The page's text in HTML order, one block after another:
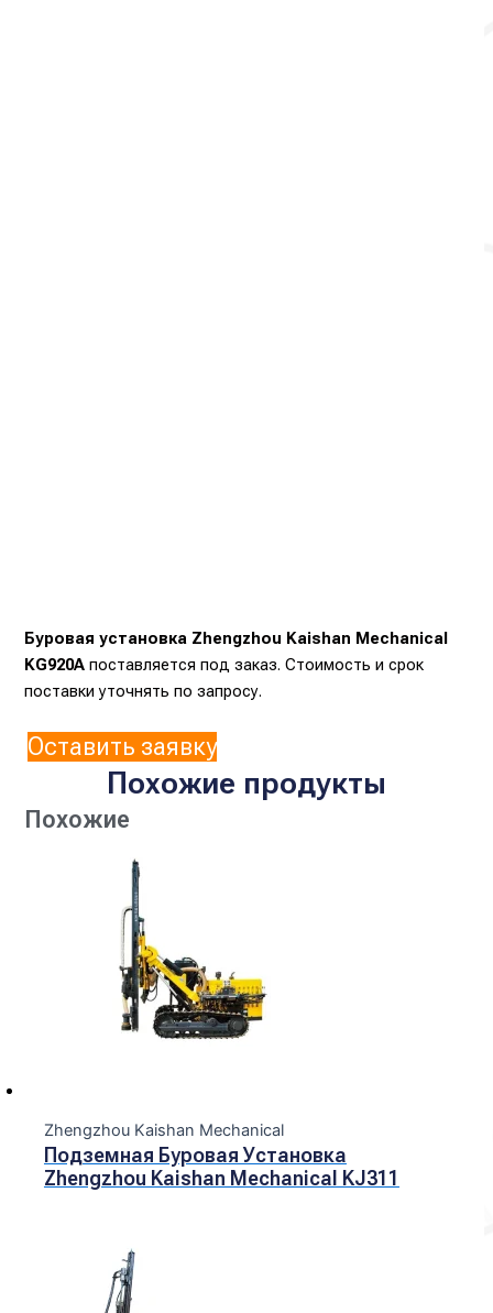
Буровая установка Zhengzhou Kaishan Mechanical
KG920Aпоставляется под заказ. Стоимость и срок
поставки уточнять по запросу.
Оставить заявку
Похожие продукты
Похожие
Zhengzhou Kaishan Mechanical
Подземная Буровая Установка
Zhengzhou Kaishan Mechanical KJ311